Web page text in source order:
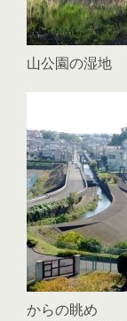
山公園の湿地
からの眺め